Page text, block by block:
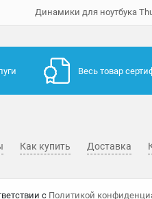
Динамики для ноутбука
с Политикой
Весь товар
Как купить Доставка